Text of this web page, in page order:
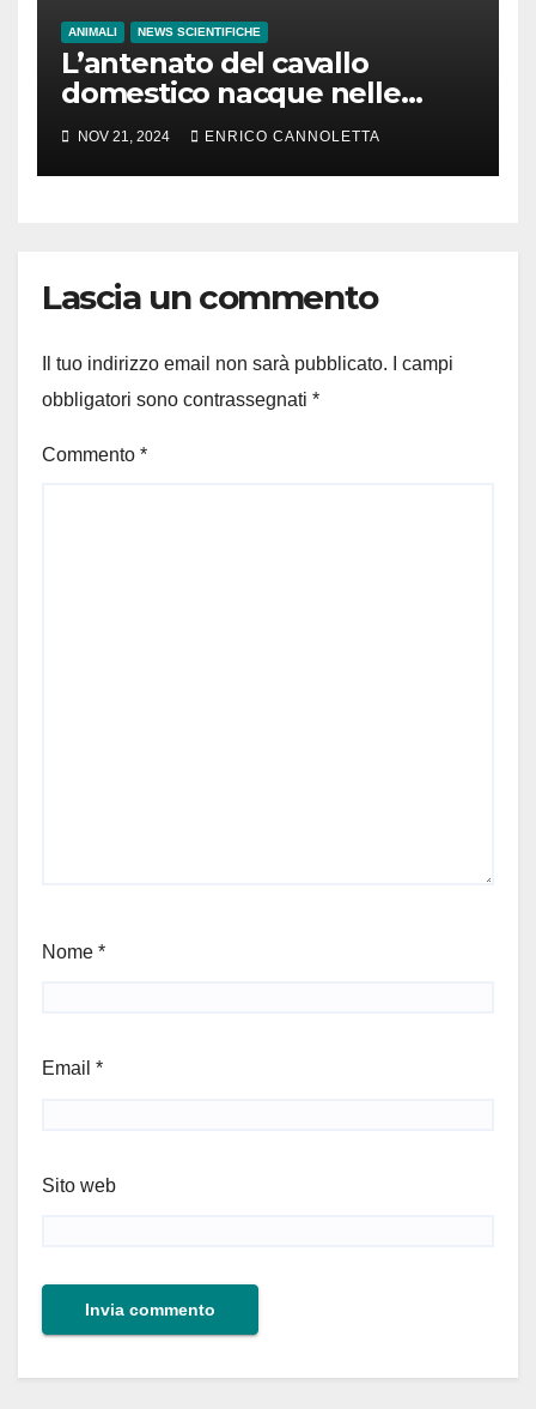
ANIMALI NEWS SCIENTIFICHE
L’antenato del cavallo
domestico nacque nelle
steppe del Mar Nero
NOV 21, 2024 ENRICO CANNOLETTA
Lascia un commento
Il tuo indirizzo email non sarà pubblicato.
I campi
obbligatori sono contrassegnati *
Commento *
Nome *
Email *
Sito web